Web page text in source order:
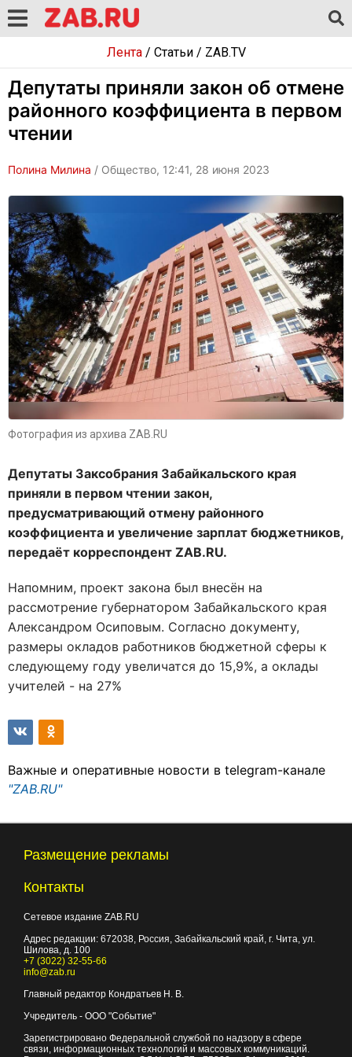
Лента/ Статьи/ ZAB.TV
Депутаты приняли закон об отмене
районного коэффициента в первом
чтении
Полина Милина / Общество, 12:41, 28 июня 2023
Фотография из архива ZAB.RU
Депутаты Заксобрания Забайкальского края
приняли в первом чтении закон,
предусматривающий отмену районного
коэффициента и увеличение зарплат бюджетников,
передаёт корреспондент ZAB.RU.
Напомним, проект закона был внесён на
рассмотрение губернатором Забайкальского края
Александром Осиповым. Согласно документу,
размеры окладов работников бюджетной сферы к
следующему году увеличатся до 15,9%, а оклады
учителей - на 27%
Важные и оперативные новости в telegram-канале
"ZAB.RU"
Размещение рекламы
Контакты
Сетевое издание ZAB.RU
Адрес редакции: 672038 , Россия, Забайкальский край, г. Чита ул.
Шилова, д. 100
+7 (3022) 32-55-66
info@zab.ru
Главный редактор Кондратьев Н. В.
Учредитель - ООО "Событие"
Зарегистрировано Федеральной службой по надзору в сфере
связи, информационных технологий и массовых коммуникаций.